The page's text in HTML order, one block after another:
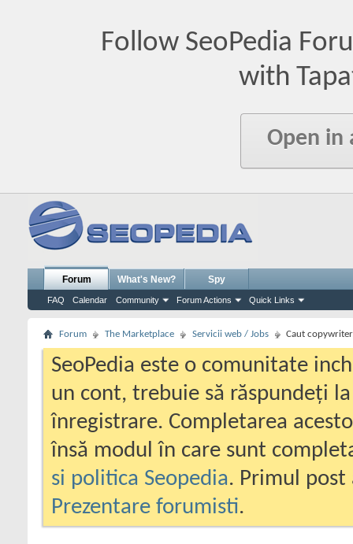
Follow SeoPedia
with
Open in
Forum
FAQ Calendar Community Forum Actions Quick Links
What's New? Spy
Forum The Marketplace Servicii web / Jobs Caut
SeoPedia este o comunitate
un cont, trebuie să răspundeți
înregistrare. Completarea
însă modul în care sunt
si politica Seopedia. Primul
Prezentare forumisti.